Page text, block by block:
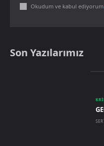
Okudum ve kabul ediyorum
Son Yazılarımız